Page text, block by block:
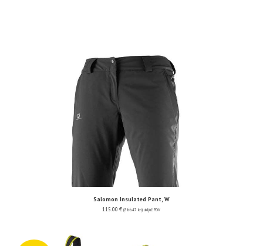
Salomon Insulated Pant, W
115.00 € (866.47 kn) uključ. PDV